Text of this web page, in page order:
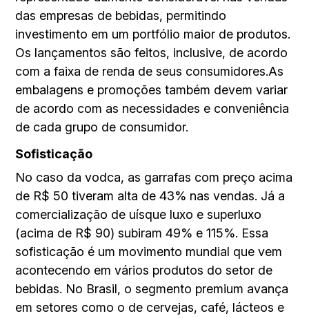
das empresas de bebidas, permitindo
investimento em um portfólio maior de produtos.
Os lançamentos são feitos, inclusive, de acordo
com a faixa de renda de seus consumidores.As
embalagens e promoções também devem variar
de acordo com as necessidades e conveniência
de cada grupo de consumidor.
Sofisticação
No caso da vodca, as garrafas com preço acima
de R$ 50 tiveram alta de 43% nas vendas. Já a
comercialização de uísque luxo e superluxo
(acima de R$ 90) subiram 49% e 115%. Essa
sofisticação é um movimento mundial que vem
acontecendo em vários produtos do setor de
bebidas. No Brasil, o segmento premium avança
em setores como o de cervejas, café, lácteos e